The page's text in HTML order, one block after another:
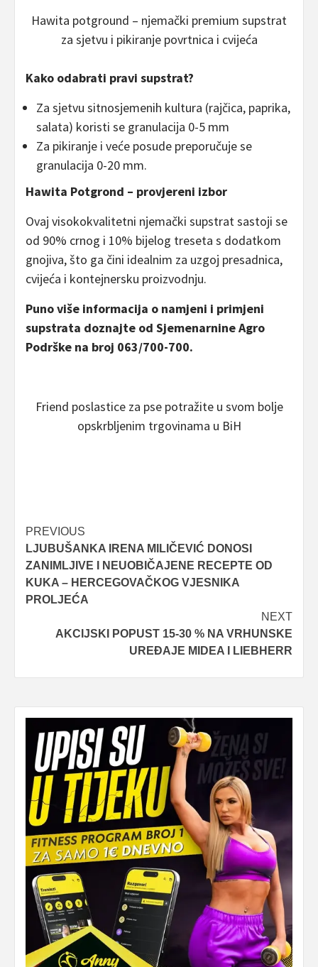
Hawita potground – njemački premium supstrat
za sjetvu i pikiranje povrtnica i cvijeća
Kako odabrati pravi supstrat?
Za sjetvu sitnosjemenih kultura (rajčica, paprika,
salata) koristi se granulacija 0-5 mm
Za pikiranje i veće posude preporučuje se
granulacija 0-20 mm.
Hawita Potgrond – provjereni izbor
Ovaj visokokvalitetni njemački supstrat sastoji se
od 90% crnog i 10% bijelog treseta s dodatkom
gnojiva, što ga čini idealnim za uzgoj presadnica,
cvijeća i kontejnersku proizvodnju.
Puno više informacija o namjeni i primjeni
supstrata doznajte od Sjemenarnine Agro
Podrške na broj 063/700-700.
Friend poslastice za pse potražite u svom bolje
opskrbljenim trgovinama u BiH
Post
navigation
PREVIOUS
LJUBUŠANKA IRENA MILIČEVIĆ DONOSI
ZANIMLJIVE I NEUOBIČAJENE RECEPTE OD
KUKA – HERCEGOVAČKOG VJESNIKA
PROLJEĆA
NEXT
AKCIJSKI POPUST 15-30 % NA VRHUNSKE
UREĐAJE MIDEA I LIEBHERR